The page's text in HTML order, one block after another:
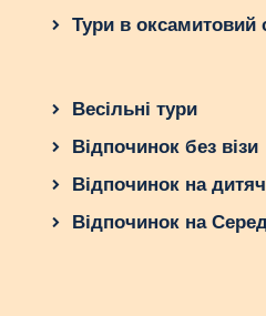
Тури в оксамитовий
Весільні тури
Відпочинок без візи
Відпочинок на
Відпочинок на